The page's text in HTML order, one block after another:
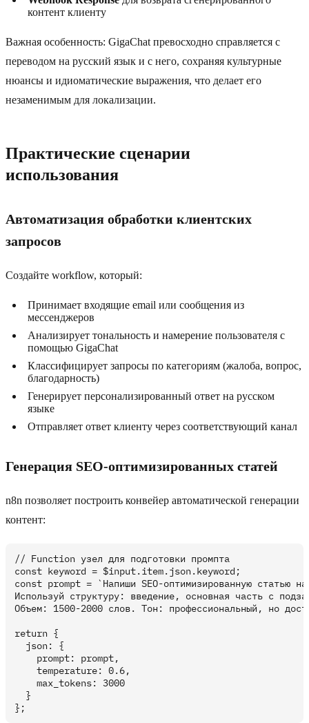
контент клиенту
Важная особенность: GigaChat превосходно справляется с
переводом на русский язык и с него, сохраняя культурные
нюансы и идиоматические выражения, что делает его
незаменимым для локализации.
Практические сценарии
использования
Автоматизация обработки клиентских
запросов
Создайте workflow, который:
Принимает входящие email или сообщения из
мессенджеров
Анализирует тональность и намерение пользователя с
помощью GigaChat
Классифицирует запросы по категориям (жалоба, вопрос,
благодарность)
Генерирует персонализированный ответ на русском
языке
Отправляет ответ клиенту через соответствующий канал
Генерация SEO-оптимизированных статей
n8n позволяет построить конвейер автоматической генерации
контент:
// Function узел для подготовки промпта
const keyword = $input.item.json.keyword;
const prompt = `Напиши SEO-оптимизированную статью
Используй структуру: введение, основная часть с
Объем: 1500-2000 слов. Тон: профессиональный, но
return {
  json: {
    prompt: prompt,
    temperature: 0.6,
    max_tokens: 3000
  }